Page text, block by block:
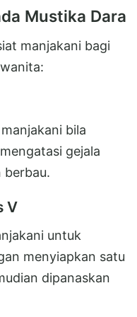
Mustika Dara
manjakani bagi
bila
gejala
berbau.
V
untuk
menyiapkan satu
dipanaskan